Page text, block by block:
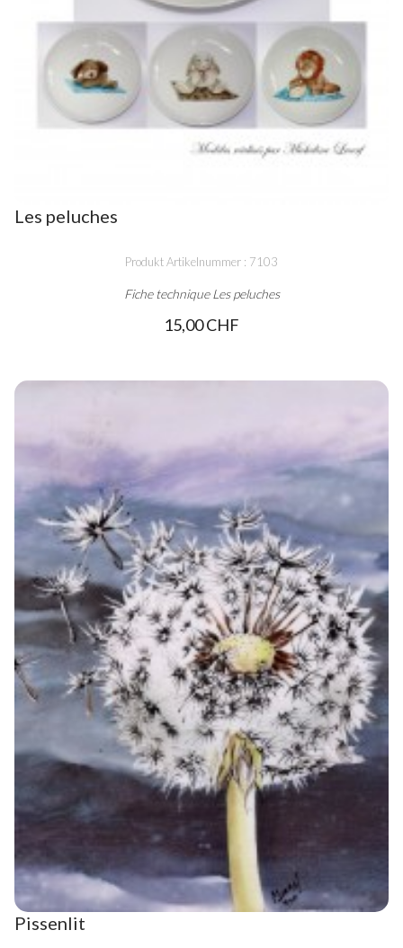
Les peluches
Produkt Artikelnummer : 7103
Fiche technique Les peluches
15,00 CHF
Pissenlit